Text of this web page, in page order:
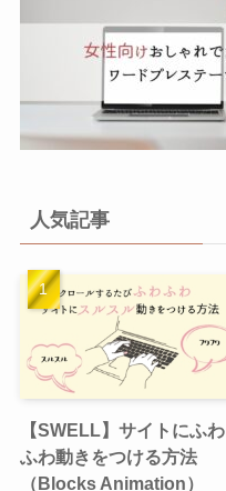
人気記事
【SWELL】サイトにふわ
ふわ動きをつける方法
（Blocks Animation）